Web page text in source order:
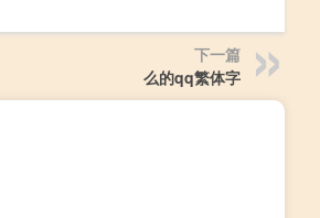
下一篇
么的qq繁体字